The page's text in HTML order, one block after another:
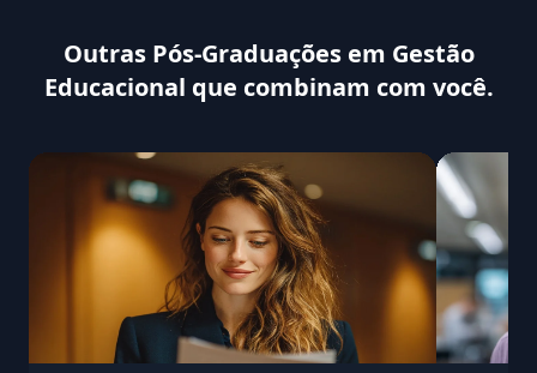
Outras Pós-Graduações em Gestão
Educacional que combinam com você.